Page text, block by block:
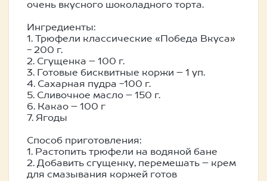
очень вкусного шоколадного торта.
Ингредиенты:
1. Трюфели классические «Победа Вкуса»
- 200 г.
2. Сгущенка – 100 г.
3. Готовые бисквитные коржи – 1 уп.
4. Сахарная пудра -100 г.
5. Сливочное масло – 150 г.
6. Какао – 100 г
7. Ягоды
Cпособ приготовления:
1. Растопить трюфели на водяной бане
2. Добавить сгущенку, перемешать – крем
для смазывания коржей готов